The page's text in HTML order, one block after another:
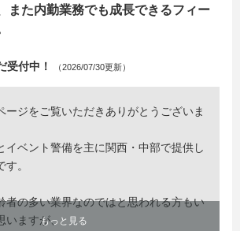
また内勤業務でも成長できるフィー
受付中！ （2026/07/30更新）
ージをご覧いただきありがとうございま
イベント警備を主に関西・中部で提供し
。
者の多い業界なのではと思われる方もい
いますが、もっと見る